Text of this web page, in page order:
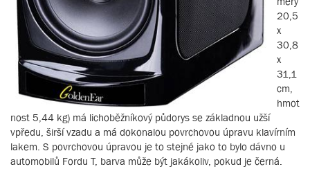
20,5
x
30,8
x
31,1
cm,
hmot
nost 5,44 kg) má lichoběžníkový půdorys se základnou užší
vpředu, širší vzadu a má dokonalou povrchovou úpravu klavírním
lakem. S povrchovou úpravou je to stejné jako to bylo dávno u
automobilů Fordu T, barva může být jakákoliv, pokud je černá.